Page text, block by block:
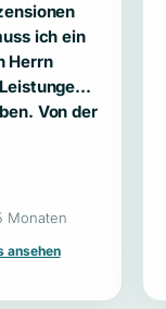
ich ein
Herrn
Von der
Nach
Monaten
ansehen